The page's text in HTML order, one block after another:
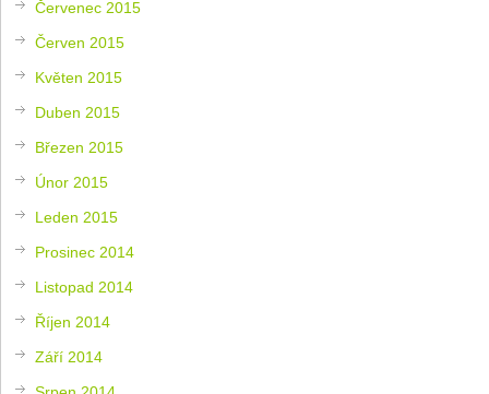
Červenec 2015
Červen 2015
Květen 2015
Duben 2015
Březen 2015
Únor 2015
Leden 2015
Prosinec 2014
Listopad 2014
Říjen 2014
Září 2014